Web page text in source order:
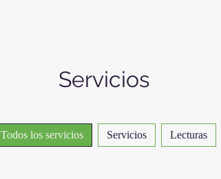
Servicios
Todos los servicios Servicios Lecturas